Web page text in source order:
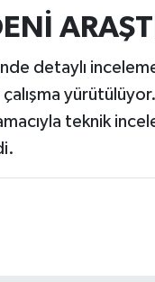
detaylı
teknik